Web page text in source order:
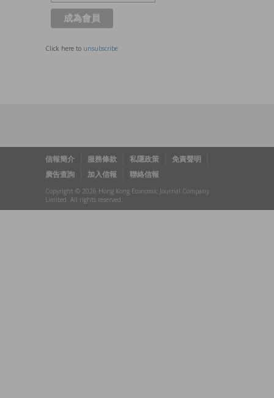
Click here to unsubscribe
信報簡介 服務條款 私隱政策
免責聲明
廣告查詢
加入信報 聯絡信報
Copyright © 2026 Hong Kong Economic Journal Company
Limited. All rights reserved.